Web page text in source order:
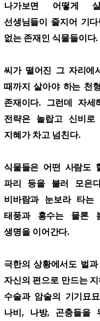
나가보면 어떻게
선생님들이 줄지어 기
없는 존재인 식물들이다.
씨가 떨어진 그 자리에
때까지 살아야 하는 천
존재이다. 그런데 자세
전략은 놀랍고 신비
지혜가 차고 넘친다.
식물들은 어떤 사람도
파리 등을 불러 모은
비바람과 눈보라 타는
태풍과 홍수는 물론
생명을 이어간다.
극한의 상황에서도 벌
자신의 편으로 만드는
수술과 암술의 기기묘
나비, 나방, 곤충들을